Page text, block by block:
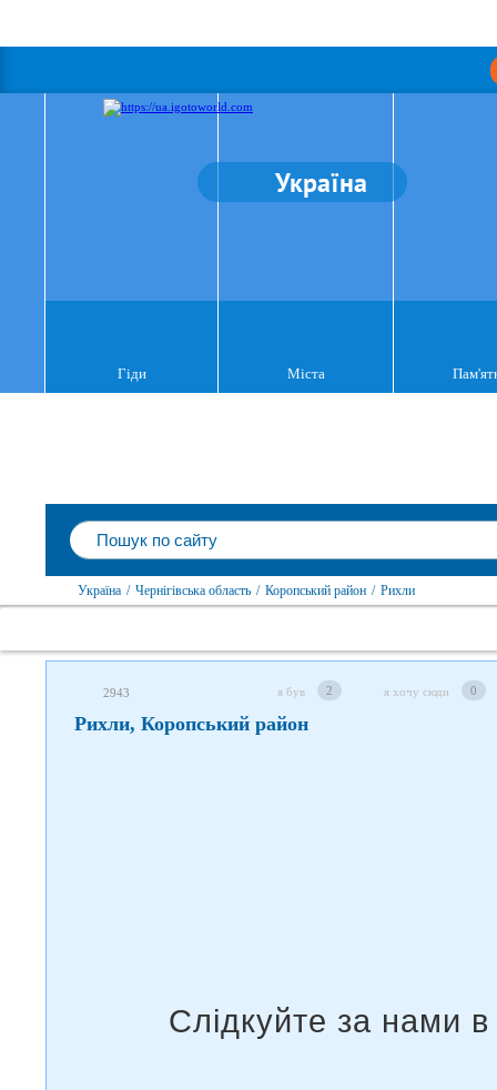
Україна
Гіди Міста
Україна / Чернігівська область / Коропський район / Рихли
2943 я був 2 я хочу сюди 0
Рихли, Коропський район